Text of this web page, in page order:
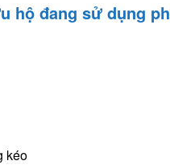
hộ đang sử dụng
kéo